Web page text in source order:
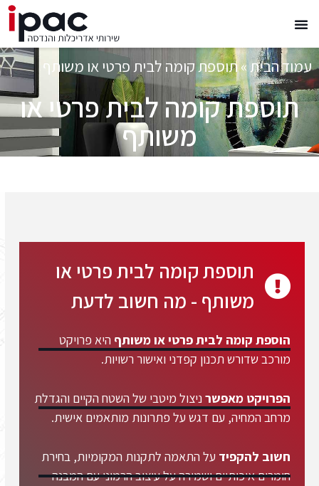
עמוד הבית»תוספת קומה לבית פרטי או משותף
תוספת קומה לבית פרטי או
משותף
תוספת קומה לבית פרטי או
משותף - מה חשוב לדעת
הוספת קומה לבית פרטי או משותף היא פרויקט
מורכב שדורש תכנון קפדני ואישור רשויות.
הפרויקט מאפשר ניצול מיטבי של השטח הקיים והגדלת
מרחב המחיה, עם דגש על פתרונות מותאמים אישית.
חשוב להקפיד על התאמה לתקנות המקומיות, בחירת
חומרים איכותיים ושמירה על עיצוב הרמוני עם המבנה